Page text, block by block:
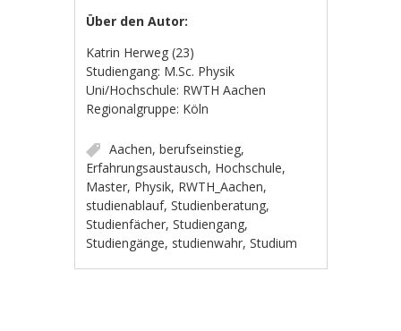
Über den Autor:
Katrin Herweg (23)
Studiengang: M.Sc. Physik
Uni/Hochschule: RWTH Aachen
Regionalgruppe: Köln
Aachen,berufseinstieg,
Erfahrungsaustausch, Hochschule,
Master, Physik, RWTH_Aachen,
studienablauf,Studienberatung,
Studienfächer,Studiengang,
Studiengänge, studienwahr,Studium